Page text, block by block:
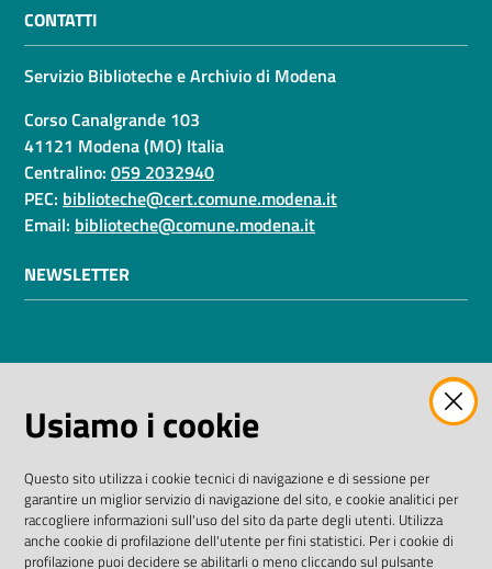
CONTATTI
Servizio Biblioteche e Archivio di Modena
Corso Canalgrande 103
41121 Modena (MO) Italia
Centralino: 059 2032940
PEC: biblioteche@cert.comune.modena.it
Email: biblioteche@comune.modena.it
NEWSLETTER
I dati personali pubblicati sono riutilizzabili solo alle
2003/98/CE e dal D. Lgs. n. 36/2006
SEGUICI SU
Usiamo i cookie
Questo sito utilizza i cookie tecnici di navigazione e di sessione per
garantire un miglior servizio di navigazione del sito, e cookie analitici per
raccogliere informazioni sull'uso del sito da parte degli utenti. Utilizza
anche cookie di profilazione dell'utente per fini statistici. Per i cookie di
profilazione puoi decidere se abilitarli o meno cliccando sul pulsante